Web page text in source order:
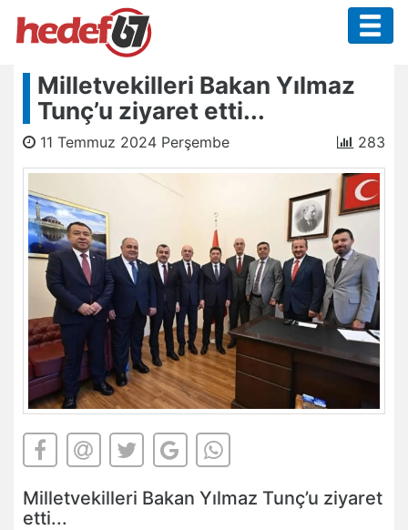
Milletvekilleri Bakan Yılmaz
Tunç’u ziyaret etti...
11 Temmuz 2024 Perşembe 283
Milletvekilleri Bakan Yılmaz Tunç’u ziyaret
etti...